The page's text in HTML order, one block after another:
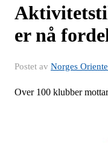
er nå
Postet av Norges
Over 100 klubber